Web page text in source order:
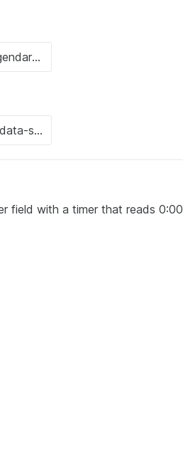
field with a timer that reads 0:00